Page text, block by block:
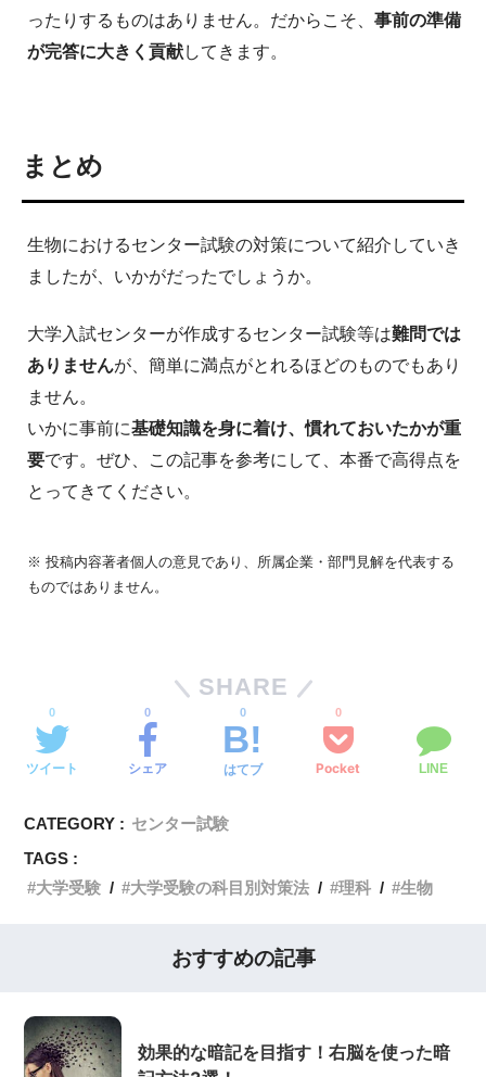
ったりするものはありません。だからこそ、 事前の準備
が完答に大きく貢献してきます。
まとめ
生物におけるセンター試験の対策について紹介していき
ましたが、いかがだったでしょうか。
大学入試センターが作成するセンター試験等は難問では
ありませんが、簡単に満点がとれるほどのものでもあり
ません。
いかに事前に基礎知識を身に着け、慣れておいたかが重
要です。ぜひ、この記事を参考にして、本番で高得点を
とってきてください。
※ 投稿内容著者個人の意見であり、所属企業・部門見解を代表する
ものではありません。
SHARE
ツイート
0
シェア
0
はてブ
0
Pocket
0
LINE
CATEGORY : センター試験
TAGS :
大学受験
大学受験の科目別対策法 理科 生物
おすすめの記事
効果的な暗記を目指す！右脳を使った暗